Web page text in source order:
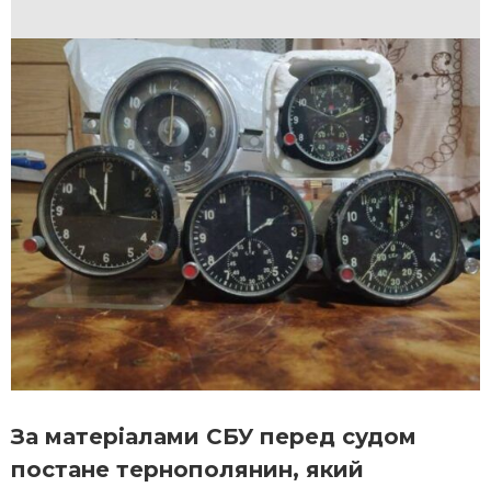
За матеріалами СБУ перед судом
постане тернополянин, який